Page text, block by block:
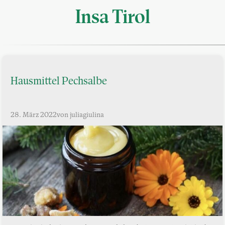
Insa Tirol
Hausmittel Pechsalbe
28. März 2022von juliagiulina